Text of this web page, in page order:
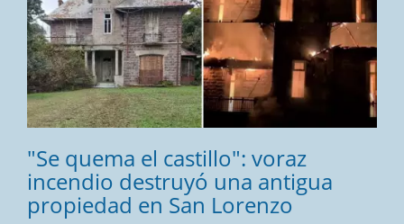
"Se quema el castillo": voraz
incendio destruyó una antigua
propiedad en San Lorenzo